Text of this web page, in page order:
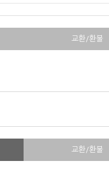
교환/환불
교환/환불